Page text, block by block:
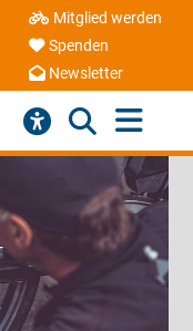
Mitglied werden
Spenden
Newsletter